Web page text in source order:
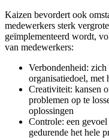
Kaizen bevordert ook
medewerkers sterk
geïmplementeerd wordt,
van medewerkers:
Verbondenheid:
organisatiedoel, met
Creativiteit: kansen
problemen op te
oplossingen
Controle: een
gedurende het hele